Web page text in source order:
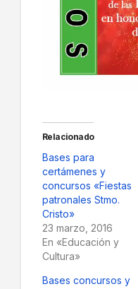
Relacionado
Bases para
certámenes y
concursos «Fiestas
patronales Stmo.
Cristo»
23 marzo, 2016
En «Educación y
Cultura»
Bases concursos y